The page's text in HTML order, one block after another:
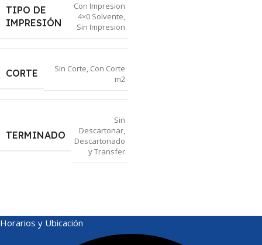
TIPO DE
IMPRESIÓN
Con Impresion
4×0 Solvente,
Sin Impresion
CORTE Sin Corte, Con Corte
m2
TERMINADO
Sin
Descartonar,
Descartonado
y Transfer
Horarios y Ubicación